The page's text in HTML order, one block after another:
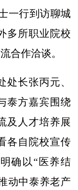
一行到访聊城
多所职业院校
合作洽谈。
长张丙元、
泰方嘉宾围绕
及人才培养展
各自院校宣传
确以“医养结
动中泰养老产